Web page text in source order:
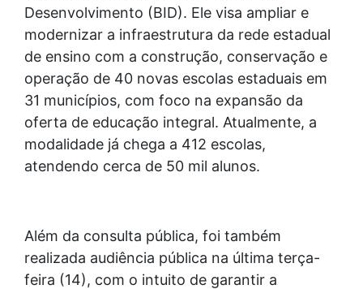
Desenvolvimento (BID). Ele visa ampliar e
modernizar a infraestrutura da rede estadual
de ensino com a construção, conservação e
operação de 40 novas escolas estaduais em
31 municípios, com foco na expansão da
oferta de educação integral. Atualmente, a
modalidade já chega a 412 escolas,
atendendo cerca de 50 mil alunos.
Além da consulta pública, foi também
realizada audiência pública na última terça-
feira (14), com o intuito de garantir a